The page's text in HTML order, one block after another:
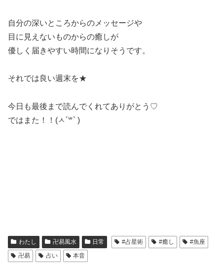
自分の深いところからのメッセージや
目に見えないものからの癒しが
優しく届きやすい時間になりそうです。
それでは良い週末を★
今日も最後まで読んでくれてありがとう♡
ではまた！！(ㅅ´꒳` )
わたし 卍易風水 日常 #占星術 #癒し
#魚座
卍易
占い 本音